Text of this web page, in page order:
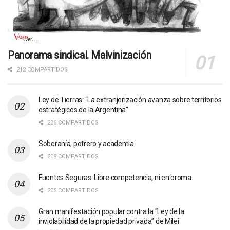
Panorama sindical. Malvinización
212 COMPARTIDOS
Ley de Tierras: “La extranjerización avanza sobre territorios
estratégicos de la Argentina”
236 COMPARTIDOS
Soberanía, potrero y academia
208 COMPARTIDOS
Fuentes Seguras. Libre competencia, ni en broma
205 COMPARTIDOS
Gran manifestación popular contra la “Ley de la
inviolabilidad de la propiedad privada” de Milei